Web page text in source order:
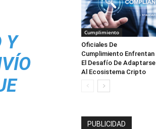
Y
Cumplimiento
Oficiales De
Cumplimiento Enfrentan
El Desafío De Adaptarse
Al Ecosistema Cripto
PUBLICIDAD